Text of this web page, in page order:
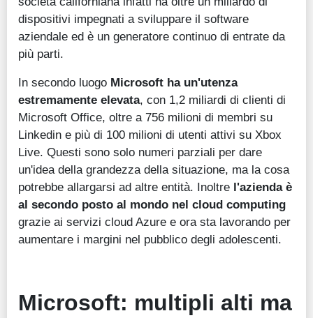
dispositivi impegnati a sviluppare il software
aziendale ed è un generatore continuo di entrate da
più parti.
In secondo luogo Microsoft ha un'utenza
estremamente elevata, con 1,2 miliardi di clienti di
Microsoft Office, oltre a 756 milioni di membri su
Linkedin e più di 100 milioni di utenti attivi su Xbox
Live. Questi sono solo numeri parziali per dare
un'idea della grandezza della situazione, ma la cosa
potrebbe allargarsi ad altre entità. Inoltre l'azienda è
al secondo posto al mondo nel cloud computing
grazie ai servizi cloud Azure e ora sta lavorando per
aumentare i margini nel pubblico degli adolescenti.
Microsoft: multipli alti ma